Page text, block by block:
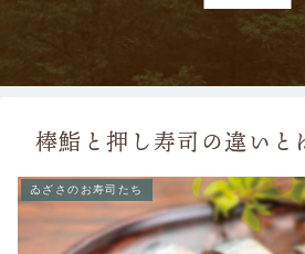
棒鮨と押し寿司の違いと
ゐざさのお寿司たち